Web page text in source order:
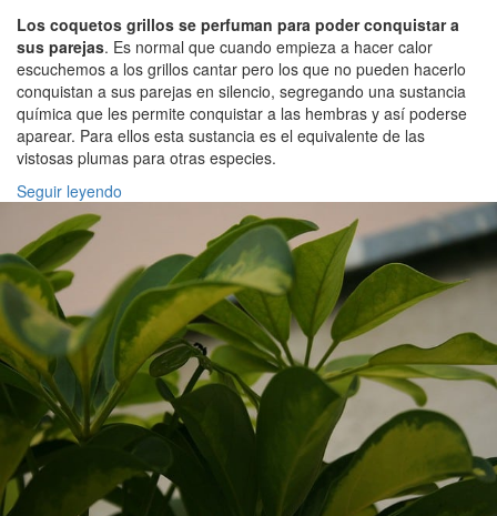
Los coquetos grillos se perfuman para poder conquistar a
sus parejas. Es normal que cuando empieza a hacer calor
escuchemos a los grillos cantar pero los que no pueden hacerlo
conquistan a sus parejas en silencio, segregando una sustancia
química que les permite conquistar a las hembras y así poderse
aparear. Para ellos esta sustancia es el equivalente de las
vistosas plumas para otras especies.
Seguir leyendo